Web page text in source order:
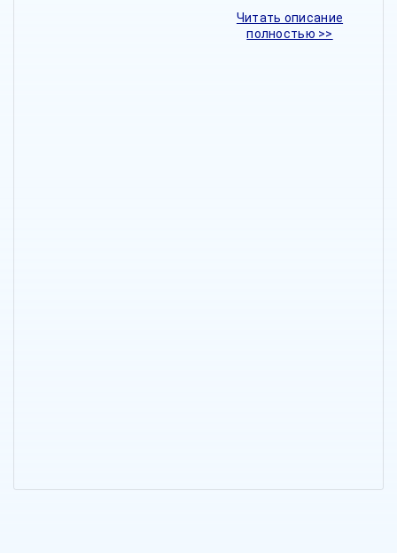
Читать описание
полностью >>